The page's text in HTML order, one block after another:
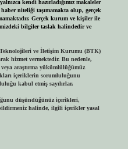
kendi hazırladığımız makaleler
niteliği taşımamakta olup, gerçek
Gerçek kurum ve kişiler ile
bilgiler taslak halindedir ve
Teknolojileri ve İletişim Kurumu (BTK)
hizmet vermektedir. Bu nedenle,
araştırma yükümlülüğümüz
içeriklerin sorumluluğunu
kabul etmiş sayılırlar.
düşündüğünüz içerikleri,
halinde, ilgili içerikler yasal